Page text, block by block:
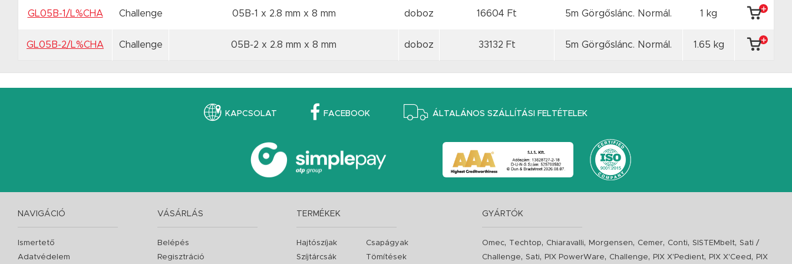
GL05B-1/L%CHA Challenge 05B-1 x 2.8 mm x 8 mm doboz 16604 Ft 5m Görgőslánc. Normál. 1 kg
GL05B-2/L%CHA Challenge 05B-2 x 2.8 mm x 8 mm doboz 33132 Ft 5m Görgőslánc. Normál. 1.65 kg
KAPCSOLAT FACEBOOK ÁLTALÁNOS SZÁLLÍTÁSI FELTÉTELEK
NAVIGÁCIÓ
Ismertető
Adatvédelem
VÁSÁRLÁS
Belépés
Regisztráció
TERMÉKEK
Hajtószíjak
Szíjtárcsák
Csapágyak
Tömítések
GYÁRTÓK
Omec, Techtop, Chiaravalli, Morgensen, Cemer, Conti,SISTEMbelt,Sati /
Challenge,Sati, PIX PowerWare, Challenge, PIX X'Pedient, PIX X'Ceed , PIX